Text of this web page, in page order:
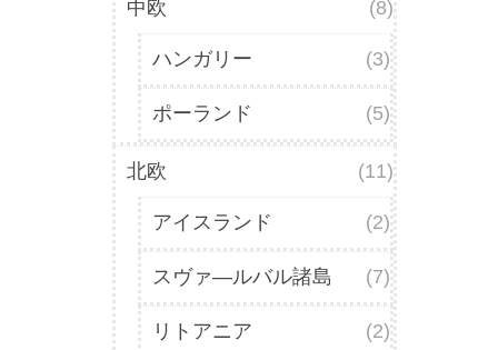
中欧 (8)
ハンガリー (3)
ポーランド (5)
北欧 (11)
アイスランド (2)
スヴァ―ルバル諸島 (7)
リトアニア (2)